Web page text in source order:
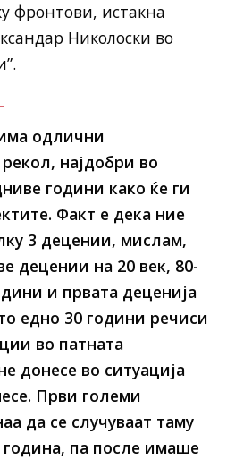
фронтови, истакна
Николоски во
одлични
најдобри во
години како ќе ги
Факт е дека ние
3 децении, мислам,
децении на 20 век, 80-
и првата деценија
еднo 30 години речиси
во патната
донесе во ситуација
Први големи
да се случуваат таму
година, па после имаше